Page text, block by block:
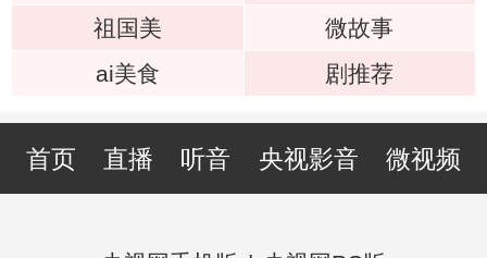
祖国美
微故事
ai美食
剧推荐
首页 直播 听音 央视影音 微视频